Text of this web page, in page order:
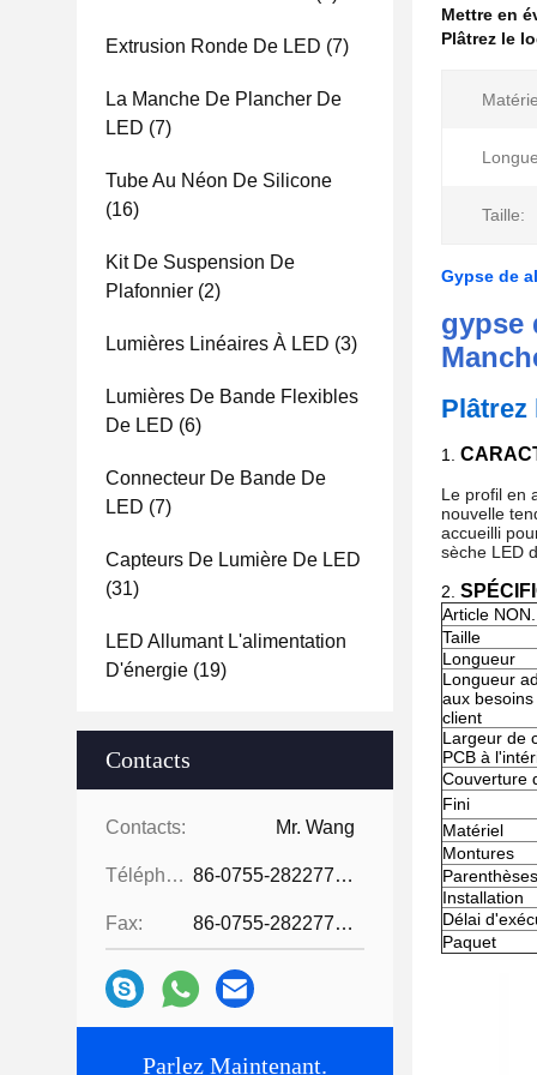
Extrusion Ronde De LED (7)
La Manche De Plancher De
LED (7)
Tube Au Néon De Silicone
(16)
Kit De Suspension De
Plafonnier (2)
Lumières Linéaires À LED (3)
Lumières De Bande Flexibles
De LED (6)
Connecteur De Bande De
LED (7)
Capteurs De Lumière De LED
(31)
LED Allumant L'alimentation
D'énergie (19)
Contacts
Contacts: Mr. Wang
Téléphone: 86-0755-28227709
Fax: 86-0755-28227709
Parlez Maintenant.
Mettre en
Plâtrez le
Taille:
Gypse de
gypse
Plâtrez
1.
Le profil en
nouvelle
accueilli
sèche LED
2.
Article NON.
Taille
Longueur
Longueur
aux besoins
client
Largeur de
PCB à
Couverture
Fini
Matériel
Montures
Parenthèses
Installation
Délai
Paquet